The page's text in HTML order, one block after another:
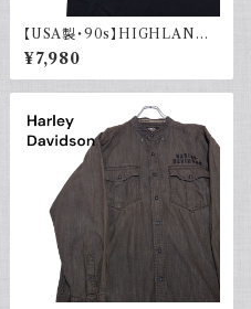
【USA製・90s】HIGHLANDE
R 悪魔の戦士 オフィシャルTシ
ャツ
¥7,980